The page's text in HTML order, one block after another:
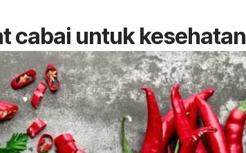
cabai untuk kesehatan